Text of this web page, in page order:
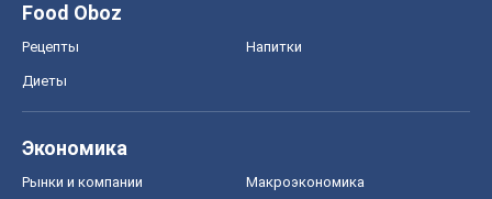
Food Oboz
Рецепты Напитки
Диеты
Экономика
Рынки и компании Mакроэкономика